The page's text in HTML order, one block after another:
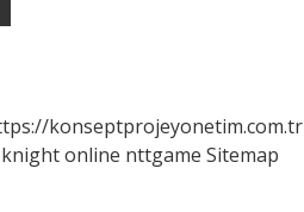
konseptprojeyonetim.com.tr
knight online nttgame Sitemap